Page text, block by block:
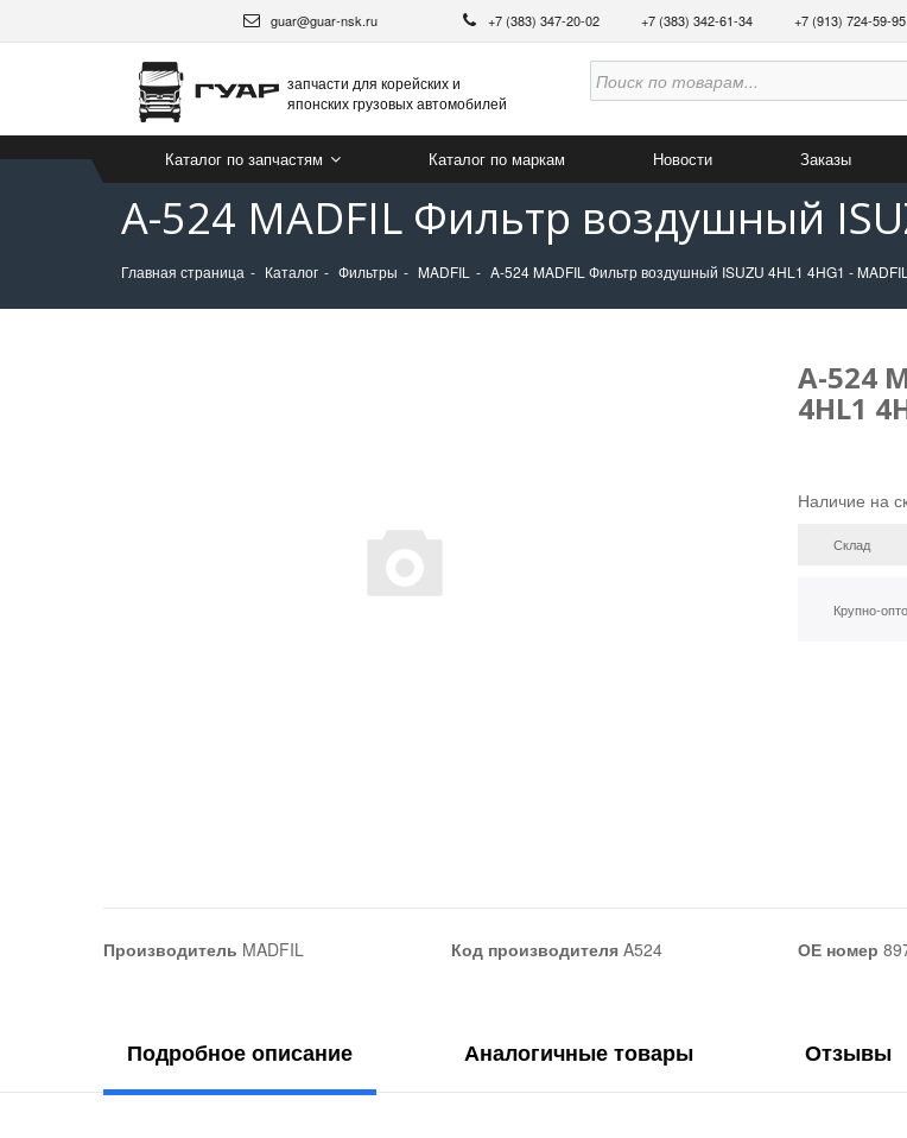
guar@guar-nsk.ru +7 (383) 347-20-02 +7 (383) 342-61-34 +7 (913) 724-59-95
запчасти для корейских и
японских грузовых автомобилей
Каталог по запчастям Каталог по маркам Новости Заказы
A-524 MADFIL Фильтр воздушный
Главная страница Каталог Фильтры MADFIL A-524 MADFIL Фильтр воздушный ISUZU 4HL1 4HG1 - MADFIL
A-524
4HL1
Наличие на
Склад
Крупно-
Производитель MADFIL Код производителяA524 ОЕ номер
Подробное описание Аналогичные товары Отзывы